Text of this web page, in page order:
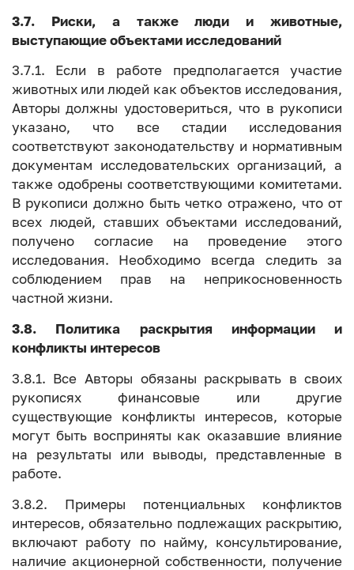
3.7. Риски, а также люди и животные,
выступающие объектами исследований
3.7.1. Если в работе предполагается участие
животных или людей как объектов исследования,
Авторы должны удостовериться, что в рукописи
указано, что все стадии исследования
соответствуют законодательству и нормативным
документам исследовательских организаций, а
также одобрены соответствующими комитетами.
В рукописи должно быть четко отражено, что от
всех людей, ставших объектами исследований,
получено согласие на проведение этого
исследования. Необходимо всегда следить за
соблюдением прав на неприкосновенность
частной жизни.
3.8. Политика раскрытия информации и
конфликты интересов
3.8.1. Все Авторы обязаны раскрывать в своих
рукописях финансовые или другие
существующие конфликты интересов, которые
могут быть восприняты как оказавшие влияние
на результаты или выводы, представленные в
работе.
3.8.2. Примеры потенциальных конфликтов
интересов, обязательно подлежащих раскрытию,
включают работу по найму, консультирование,
наличие акционерной собственности, получение